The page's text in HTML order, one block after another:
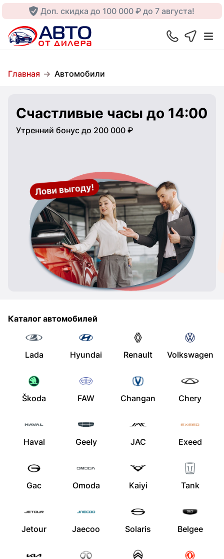
Доп. скидка до 100 000 ₽ до 7 августа!
Главная Автомобили
Счастливые часы до 14:00
Утренний бонус до 200 000 ₽
Каталог автомобилей
Lada Hyundai Renault Volkswagen
Škoda FAW Changan Chery
Haval Geely JAC Exeed
Gac Omoda Kaiyi Tank
Jetour Jaecoo Solaris Belgee